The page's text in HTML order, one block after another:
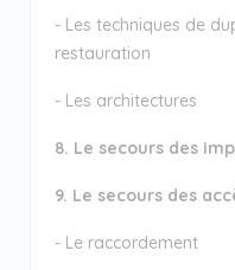
- Les techniques de
restauration
- Les architectures
8. Le secours des
9. Le secours des
- Le raccordement